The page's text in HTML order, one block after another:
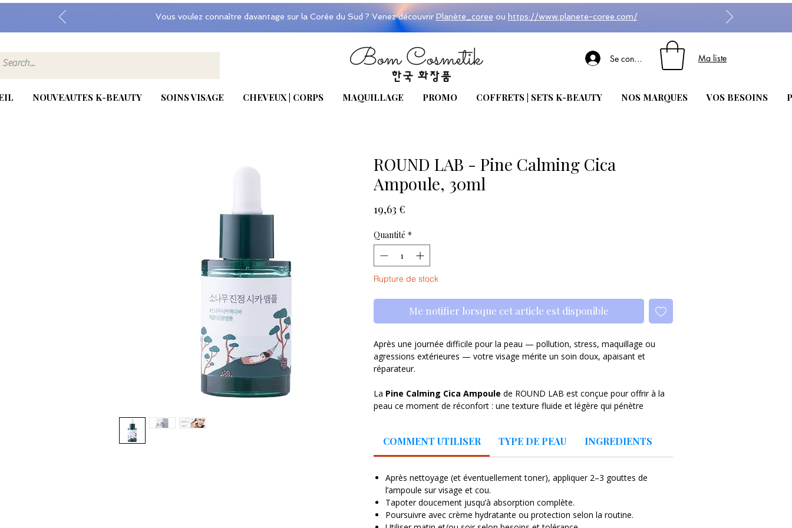
Vous voulez connaître davantage sur la Corée du Sud ? Venez découvrir Planète_coree ou https://www.planete-coree.com/
Se connecter Ma liste
NOUVEAUTES K-BEAUTY SOINS VISAGE CHEVEUX | CORPS MAQUILLAGE PROMO COFFRETS | SETS K-BEAUTY NOS MARQUES VOS BESOINS
ROUND LAB - Pine Calming Cica
Ampoule, 30ml
19,63 €
Quantité *
Rupture de stock
Me notifier lorsque cet article est disponible
Après une journée difficile pour la peau — pollution, stress, maquillage ou
agressions extérieures — votre visage mérite un soin doux, apaisant et
réparateur.
La Pine Calming Cica Ampoule de ROUND LAB est conçue pour offrir à la
peau ce moment de réconfort : une texture fluide et légère qui pénètre
À l’application, la peau retrouve instantanément une sensation de fraîcheur et
retrouver une texture plus douce, plus équilibrée et un teint plus calme —
comme après un soin en douceur.
✅ Bienfaits principaux
COMMENT UTILISER TYPE DE PEAU INGREDIENTS
Après nettoyage (et éventuellement toner), appliquer 2–3 gouttes de
l’ampoule sur visage et cou.
Tapoter doucement jusqu’à absorption complète.
Poursuivre avec crème hydratante ou protection selon la routine.